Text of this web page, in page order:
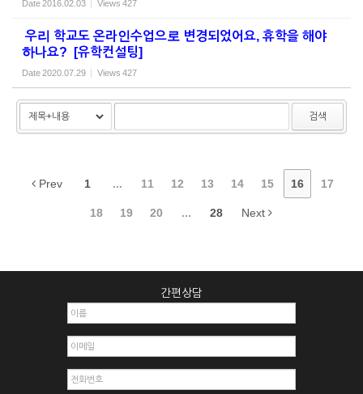
Date2016.02.03 Views 427
우리 학교도 온라인수업으로 변경되었어요, 휴학을 해야
하나요? [유학컨설팅]
Date2020.07.29 Views 427
검색
Prev 1 ... 11 12 13 14 15 16 17
18 19 20 ... 28 Next
간편상담